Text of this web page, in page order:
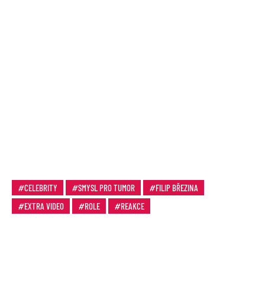
CELEBRITY SMYSL PRO TUMOR
FILIP BŘEZINA
EXTRA VIDEO
ROLE REAKCE